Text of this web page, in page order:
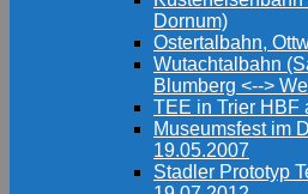
Dornum)
Ostertalbahn,
Wutachtalbahn
Blumberg <-->
TEE in Trier HBF
Museumsfest im
19.05.2007
Stadler Prototyp